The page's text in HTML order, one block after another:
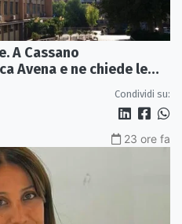
A Cassano
Avena e ne chiede le
Condividi su:
23 ore fa